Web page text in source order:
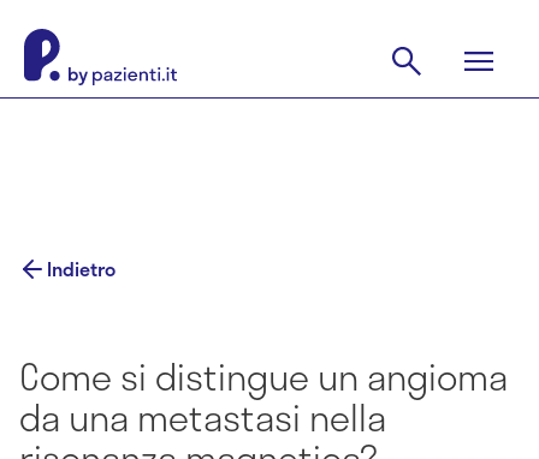
Indietro
Come si distingue un angioma
da una metastasi nella